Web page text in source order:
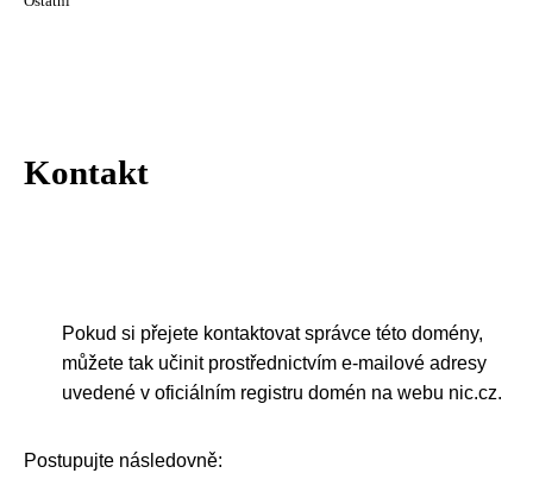
Kontakt
Pokud si přejete kontaktovat správce této domény,
můžete tak učinit prostřednictvím e-mailové adresy
uvedené v oficiálním registru domén na webu nic.cz.
Postupujte následovně: